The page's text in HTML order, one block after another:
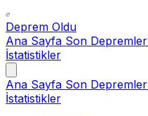
Deprem Oldu
Ana Sayfa Son Depremler
İstatistikler
Ana Sayfa Son Depremler
İstatistikler